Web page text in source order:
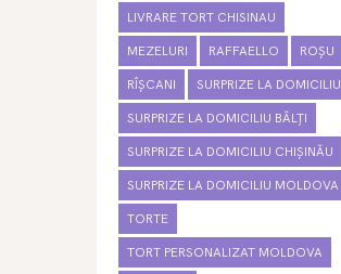
LIVRARE TORT CHISINAU
MEZELURI RAFFAELLO ROȘU
RÎȘCANI SURPRIZE LA DOMICILIU
SURPRIZE LA DOMICILIU BĂLȚI
SURPRIZE LA DOMICILIU CHIȘINĂU
SURPRIZE LA DOMICILIU MOLDOVA
TORTE
TORT PERSONALIZAT MOLDOVA